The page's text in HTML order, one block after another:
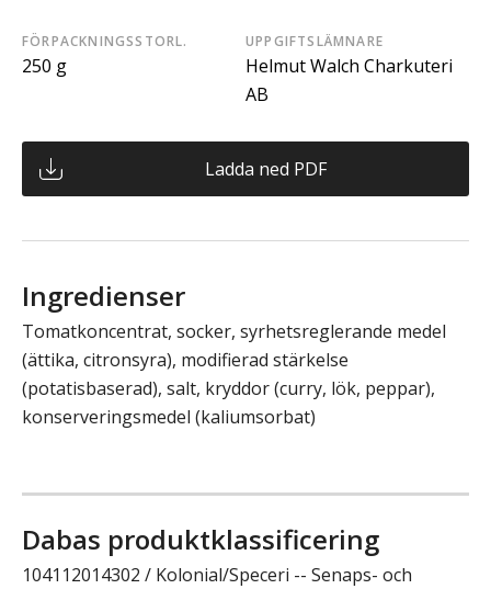
FÖRPACKNINGSSTORL.
250 g
UPPGIFTSLÄMNARE
Helmut Walch Charkuteri
AB
Ladda ned PDF
Ingredienser
Tomatkoncentrat, socker, syrhetsreglerande medel
(ättika, citronsyra), modifierad stärkelse
(potatisbaserad), salt, kryddor (curry, lök, peppar),
konserveringsmedel (kaliumsorbat)
Dabas produktklassificering
104112014302 / Kolonial/Speceri -- Senaps- och